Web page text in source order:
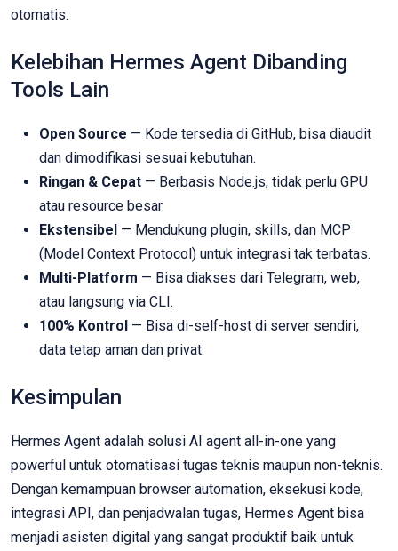
otomatis.
Kelebihan Hermes Agent Dibanding
Tools Lain
Open Source — Kode tersedia di GitHub, bisa diaudit
dan dimodifikasi sesuai kebutuhan.
Ringan & Cepat — Berbasis Node.js, tidak perlu GPU
atau resource besar.
Ekstensibel — Mendukung plugin, skills, dan MCP
(Model Context Protocol) untuk integrasi tak terbatas.
Multi-Platform — Bisa diakses dari Telegram, web,
atau langsung via CLI.
100% Kontrol — Bisa di-self-host di server sendiri,
data tetap aman dan privat.
Kesimpulan
Hermes Agent adalah solusi AI agent all-in-one yang
powerful untuk otomatisasi tugas teknis maupun non-teknis.
Dengan kemampuan browser automation, eksekusi kode,
integrasi API, dan penjadwalan tugas, Hermes Agent bisa
menjadi asisten digital yang sangat produktif baik untuk